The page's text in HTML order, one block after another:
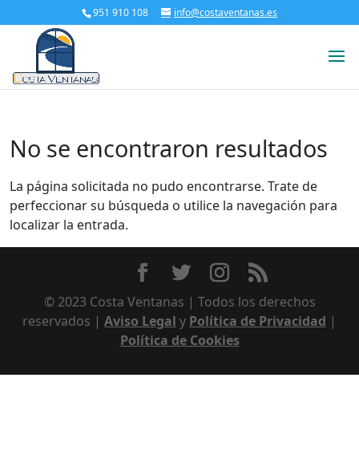
951 910 108 info@costaventanas.es
No se encontraron resultados
La página solicitada no pudo encontrarse. Trate de
perfeccionar su búsqueda o utilice la navegación para
localizar la entrada.
© 2023 Costa Ventanas | Todos los derechos
reservados | Aviso Legal y Política de Privacidad |
Política de Cookies